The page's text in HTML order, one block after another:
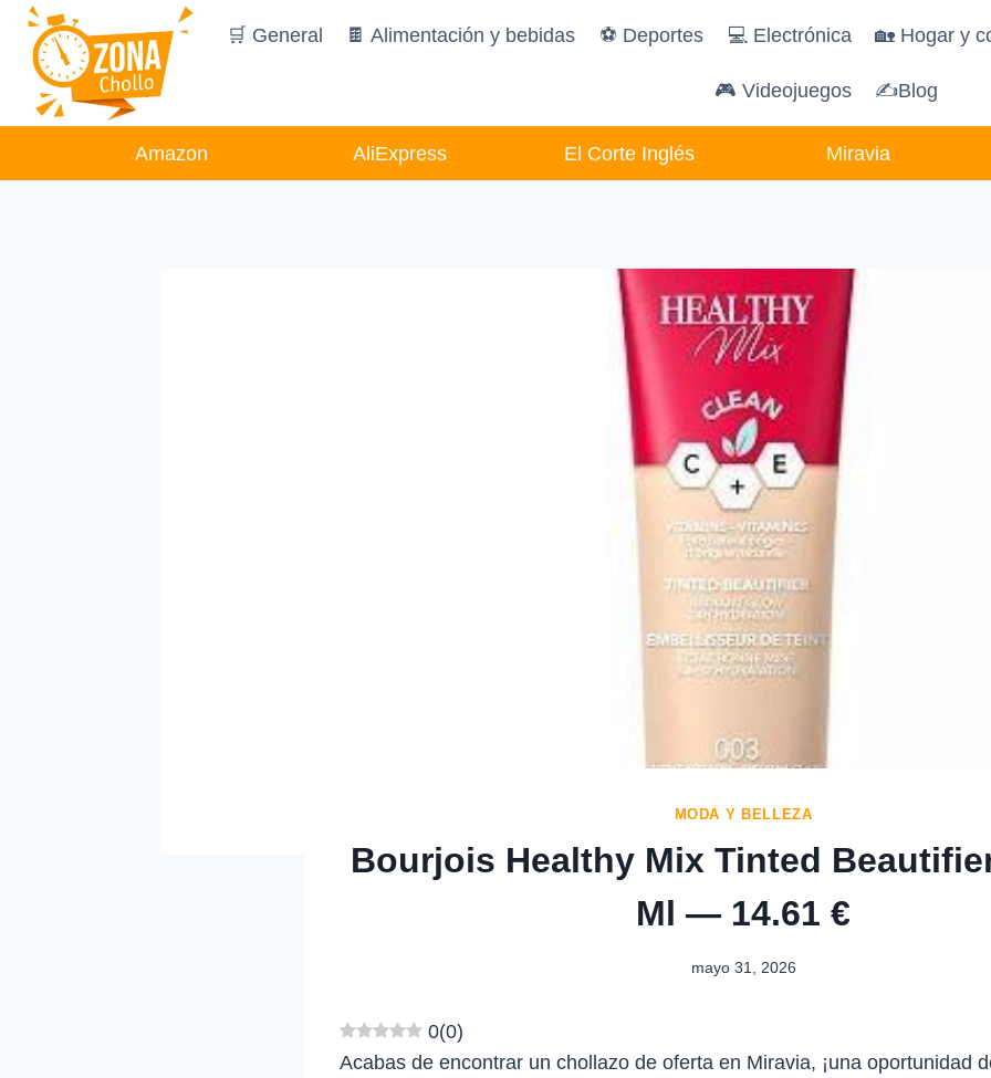
Saltar
contenido
🛒 General 🍫 Alimentación y bebidas ️⚽️ Deportes 💻 Electrónica 🏡 Hogar y
🎮 Videojuegos ✍Blog
Amazon AliExpress El Corte Inglés Miravia
MODA Y BELLEZA
Bourjois Healthy Mix Tinted
Ml — 14.61 €
mayo 31, 2026
0(0)
Acabas de encontrar un chollazo de oferta en Miravia, ¡una oportunidad